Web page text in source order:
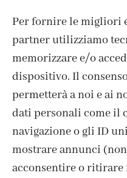
Per fornire le migliori
partner utilizziamo
memorizzare e/o
dispositivo. Il
permetterà a noi e ai
dati personali come il
navigazione o gli ID
mostrare annunci
acconsentire o
ISCRIVITI